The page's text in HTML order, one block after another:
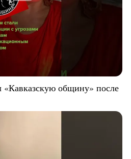
«Кавказскую общину» после